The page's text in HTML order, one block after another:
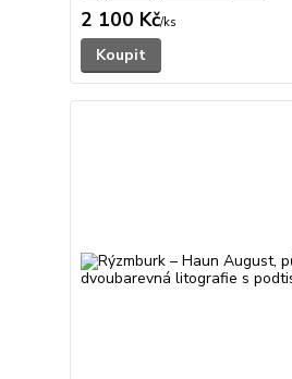
2 100 Kč/ks
Koupit